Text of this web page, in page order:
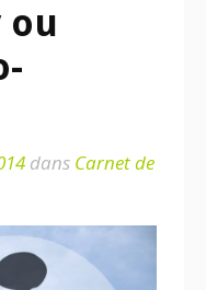
ou
dans Carnet de